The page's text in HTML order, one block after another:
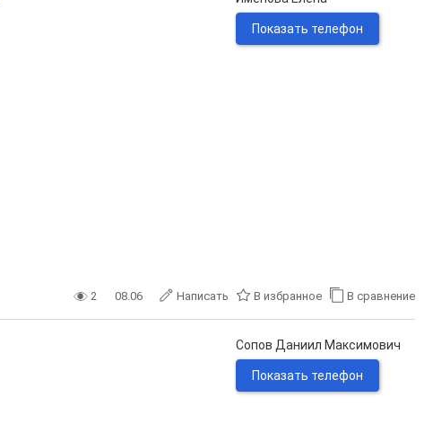
Показать телефон
2 08.06 Написать В избранное В сравнение
Сопов Даниил Максимович
Показать телефон